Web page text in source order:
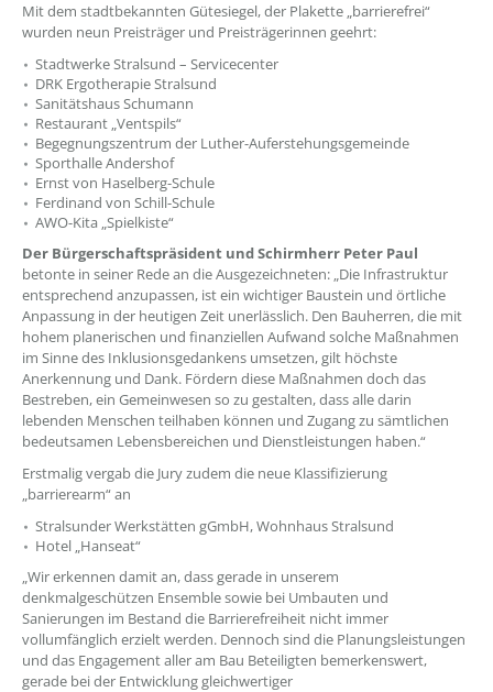
Mit dem stadtbekannten Gütesiegel, der Plakette „barrierefrei“
wurden neun Preisträger und Preisträgerinnen geehrt:
Stadtwerke Stralsund – Servicecenter
DRK Ergotherapie Stralsund
Sanitätshaus Schumann
Restaurant „Ventspils“
Begegnungszentrum der Luther-Auferstehungsgemeinde
Sporthalle Andershof
Ernst von Haselberg-Schule
Ferdinand von Schill-Schule
AWO-Kita „Spielkiste“
Der Bürgerschaftspräsident und Schirmherr Peter Paul
betonte in seiner Rede an die Ausgezeichneten: „Die Infrastruktur
entsprechend anzupassen, ist ein wichtiger Baustein und örtliche
Anpassung in der heutigen Zeit unerlässlich. Den Bauherren, die mit
hohem planerischen und finanziellen Aufwand solche Maßnahmen
im Sinne des Inklusionsgedankens umsetzen, gilt höchste
Anerkennung und Dank. Fördern diese Maßnahmen doch das
Bestreben, ein Gemeinwesen so zu gestalten, dass alle darin
lebenden Menschen teilhaben können und Zugang zu sämtlichen
bedeutsamen Lebensbereichen und Dienstleistungen haben.“
Erstmalig vergab die Jury zudem die neue Klassifizierung
„barrierearm“ an
Stralsunder Werkstätten gGmbH, Wohnhaus Stralsund
Hotel „Hanseat“
„Wir erkennen damit an, dass gerade in unserem
denkmalgeschützen Ensemble sowie bei Umbauten und
Sanierungen im Bestand die Barrierefreiheit nicht immer
vollumfänglich erzielt werden. Dennoch sind die Planungsleistungen
und das Engagement aller am Bau Beteiligten bemerkenswert,
gerade bei der Entwicklung gleichwertiger